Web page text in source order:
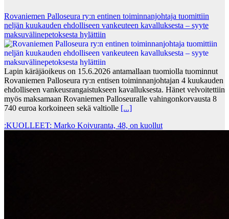
Rovaniemen Palloseura ry:n entinen toiminnanjohtaja tuo­mit­tiin
neljän kuu­kau­den eh­dol­li­seen van­keu­teen ka­val­luk­ses­ta – syyte
mak­su­vä­li­ne­pe­tok­ses­ta hy­lät­tiin
Lapin käräjäoikeus on 15.6.2026 antamallaan tuomiolla tuominnut
Rovaniemen Palloseura ry:n entisen toiminnanjohtajan 4 kuukauden
ehdolliseen vankeusrangaistukseen kavalluksesta. Hänet velvoitettiin
myös maksamaan Rovaniemen Palloseuralle vahingonkorvausta 8
740 euroa korkoineen sekä valtiolle [...]
:KUOLLEET: Marko Koivuranta, 48, on kuollut